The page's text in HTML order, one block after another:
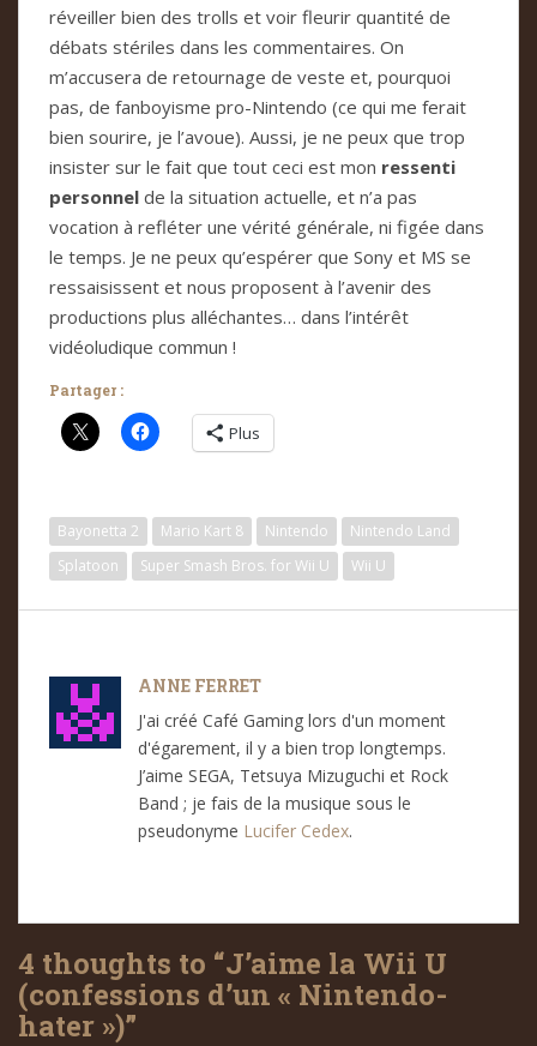
réveiller bien des trolls et voir fleurir quantité de
débats stériles dans les commentaires. On
m’accusera de retournage de veste et, pourquoi
pas, de fanboyisme pro-Nintendo (ce qui me ferait
bien sourire, je l’avoue). Aussi, je ne peux que trop
insister sur le fait que tout ceci est mon ressenti
personnel de la situation actuelle, et n’a pas
vocation à refléter une vérité générale, ni figée dans
le temps. Je ne peux qu’espérer que Sony et MS se
ressaisissent et nous proposent à l’avenir des
productions plus alléchantes… dans l’intérêt
vidéoludique commun !
Partager :
Plus
Bayonetta 2 Mario Kart 8 Nintendo
Nintendo Land
Splatoon
Super Smash Bros. for Wii U Wii U
ANNE FERRET
J'ai créé Café Gaming lors d'un moment
d'égarement, il y a bien trop longtemps.
J’aime SEGA, Tetsuya Mizuguchi et Rock
Band ; je fais de la musique sous le
pseudonyme Lucifer Cedex.
4 thoughts to “J’aime la Wii U
(confessions d’un « Nintendo-
hater »)”